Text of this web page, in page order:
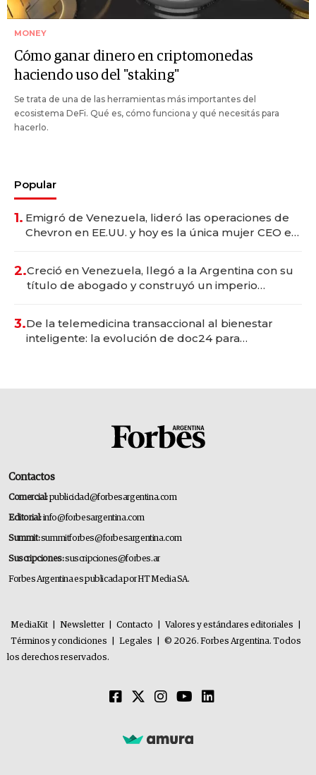
MONEY
Cómo ganar dinero en criptomonedas
haciendo uso del "staking"
Se trata de una de las herramientas más importantes del
ecosistema DeFi. Qué es, cómo funciona y qué necesitás para
hacerlo.
Popular
1. Emigró de Venezuela, lideró las operaciones de
Chevron en EE.UU. y hoy es la única mujer CEO en
2.Creció en Venezuela, llegó a la Argentina con su
título de abogado y construyó un imperio
3.De la telemedicina transaccional al bienestar
inteligente: la evolución de doc24 para
Contactos
Comercial:publicidad@forbesargentina.com
Editorial:info@forbesargentina.com
Summit:summitforbes@forbesargentina.com
Suscripciones:suscripciones@forbes.ar
Forbes Argentina es publicada por HT Media SA.
MediaKit Newsletter Contacto Valores y estándares editoriales
Términos y condiciones
Legales
© 2026. Forbes Argentina. Todos
los derechos reservados.